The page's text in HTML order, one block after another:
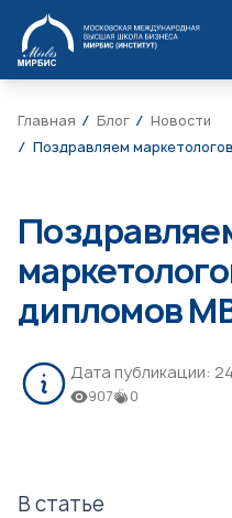
МИРБИС
Главная Блог
Новости
Поздравляем
дипломов
Дата публикации:
907 0
В статье